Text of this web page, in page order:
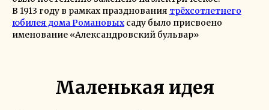
В 1913 году в рамках празднования трёхсотлетнего
юбилея дома Романовыхсаду было присвоено
именование «Александровский бульвар»
Маленькая идея